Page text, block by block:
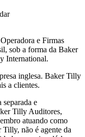
e Firmas
sob a forma da Baker
International.
inglesa. Baker Tilly
a clientes.
e
Tilly Auditores,
atuando como
não é agente da